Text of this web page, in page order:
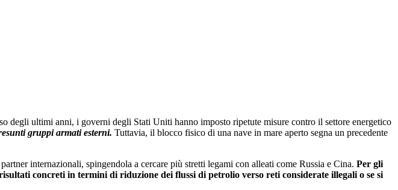
degli ultimi anni, i governi degli Stati Uniti hanno imposto ripetute misure contro il settore energetico
gruppi armati esterni. Tuttavia, il blocco fisico di una nave in mare aperto segna un precedente
internazionali, spingendola a cercare più stretti legami con alleati come Russia e Cina. Per gli
concreti in termini di riduzione dei flussi di petrolio verso reti considerate illegali o se si